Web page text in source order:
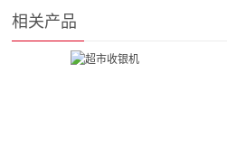
相关产品